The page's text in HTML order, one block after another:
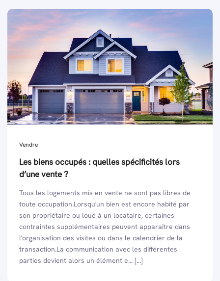
Vendre
Les biens occupés : quelles spécificités lors
d’une vente ?
Tous les logements mis en vente ne sont pas libres de
toute occupation.Lorsqu'un bien est encore habité par
son propriétaire ou loué à un locataire, certaines
contraintes supplémentaires peuvent apparaître dans
l'organisation des visites ou dans le calendrier de la
transaction.La communication avec les différentes
parties devient alors un élément e... [...]